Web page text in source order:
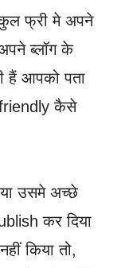
फ्री मे अपने
ब्लॉग के
हैं आपको पता
friendly कैसे
उसमे अच्छे
कर दिया
किया तो,